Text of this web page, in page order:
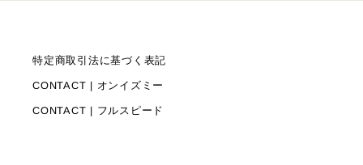
特定商取引法に基づく表記
CONTACT | オンイズミー
CONTACT | フルスピード